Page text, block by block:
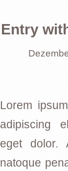
Entry
Lorem
adipiscing
eget dolor.
natoque